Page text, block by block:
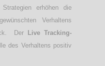
erhöhen die
Verhaltens
Der
Live Tracking-
des Verhaltens positiv